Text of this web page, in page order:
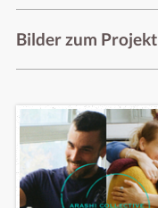
Bilder zum Projekt